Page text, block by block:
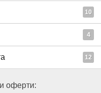
10
4
12
оферти: